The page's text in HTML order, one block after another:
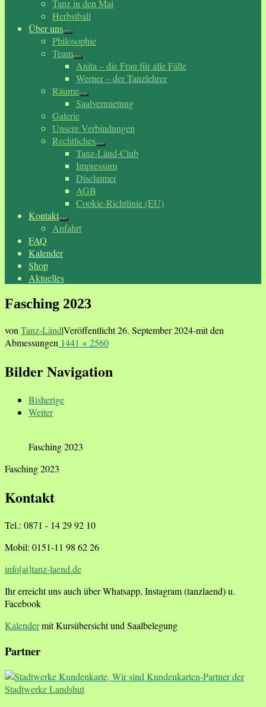
Tanz in den Mai
Herbstball
Über uns
Philosophie
Team
Anita – die Frau für alle Fälle
Werner – der Tanzlehrer
Räume
Saalvermietung
Galerie
Unsere Verbindungen
Rechtliches
Tanz-Länd-Club
Impressum
Disclaimer
AGB
Cookie-Richtlinie (EU)
Kontakt
Anfahrt
FAQ
Kalender
Shop
Aktuelles
Fasching 2023
von Tanz-Länd|Veröffentlicht26. September 2024-mit den
Abmessungen 1441 × 2560
Bilder Navigation
Bisherige
Weiter
Fasching 2023
Fasching 2023
Kontakt
Tel.: 0871 - 14 29 92 10
Mobil: 0151-11 98 62 26
info[at]tanz-laend.de
Ihr erreicht uns auch über Whatsapp, Instagram (tanzlaend) u.
Facebook
Kalendermit Kursübersicht und Saalbelegung
Partner